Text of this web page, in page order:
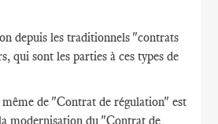
depuis les traditionnels "contrats
qui sont les parties à ces types de
de "Contrat de régulation" est
modernisation du "Contrat de